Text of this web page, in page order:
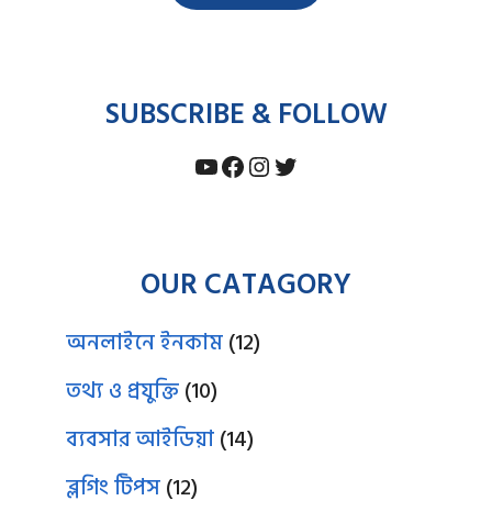
SUBSCRIBE & FOLLOW
YouTube
Facebook
Instagram
Twitter
OUR CATAGORY
অনলাইনে ইনকাম(12)
তথ্য ও প্রযুক্তি(10)
ব্যবসার আইডিয়া(14)
ব্লগিং টিপস(12)